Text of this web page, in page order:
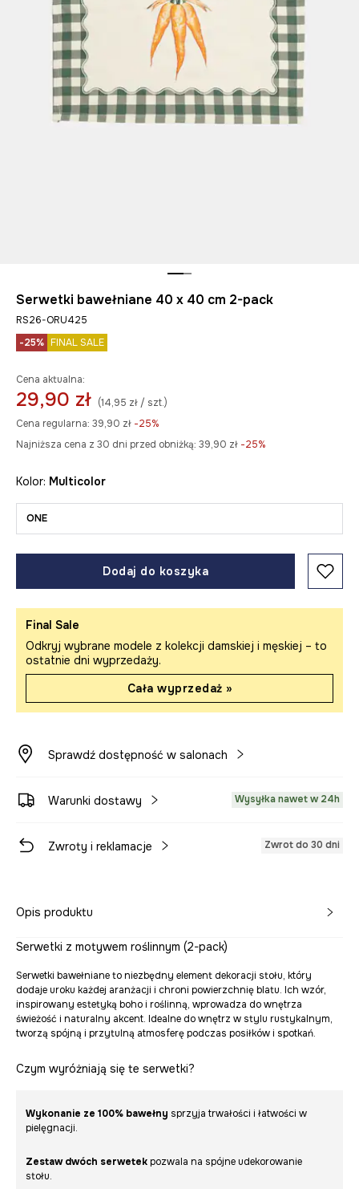
Serwetki bawełniane 40 x 40 cm 2-pack
RS26-ORU425
-25% FINAL SALE
Cena aktualna:
29,90 zł (14,95 zł / szt.)
Cena regularna: 39,90 zł -25%
Najniższa cena z 30 dni przed obniżką: 39,90 zł -25%
Kolor: multicolor
ONE
Dodaj do koszyka
Final Sale
Odkryj wybrane modele z kolekcji damskiej i męskiej – to
ostatnie dni wyprzedaży.
Cała wyprzedaż »
Sprawdź dostępność w salonach
Warunki dostawy Wysyłka nawet w 24h
Zwroty i reklamacje Zwrot do 30 dni
Opis produktu
Serwetki z motywem roślinnym (2-pack)
Serwetki bawełniane to niezbędny element dekoracji stołu, który
dodaje uroku każdej aranżacji i chroni powierzchnię blatu. Ich wzór,
inspirowany estetyką boho i roślinną, wprowadza do wnętrza
świeżość i naturalny akcent. Idealne do wnętrz w stylu rustykalnym,
tworzą spójną i przytulną atmosferę podczas posiłków i spotkań.
Czym wyróżniają się te serwetki?
Wykonanie ze 100% bawełny sprzyja trwałości i łatwości w
pielęgnacji.
Zestaw dwóch serwetek pozwala na spójne udekorowanie
stołu.